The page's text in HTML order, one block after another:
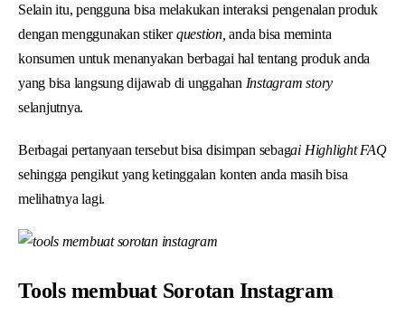
Selain itu, pengguna bisa melakukan interaksi pengenalan produk
dengan menggunakan stikerquestion,anda bisa meminta
konsumen untuk menanyakan berbagai hal tentang produk anda
yang bisa langsung dijawab di unggahan Instagram story
selanjutnya.
Berbagai pertanyaan tersebut bisa disimpan sebagai Highlight FAQ
sehingga pengikut yang ketinggalan konten anda masih bisa
melihatnya lagi.
Tools membuat Sorotan Instagram